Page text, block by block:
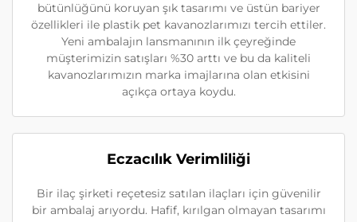
bütünlüğünü koruyan şık tasarımı ve üstün bariyer
özellikleri ile plastik pet kavanozlarımızı tercih ettiler.
Yeni ambalajın lansmanının ilk çeyreğinde
müşterimizin satışları %30 arttı ve bu da kaliteli
kavanozlarımızın marka imajlarına olan etkisini
açıkça ortaya koydu.
Eczacılık Verimliliği
Bir ilaç şirketi reçetesiz satılan ilaçları için güvenilir
bir ambalaj arıyordu. Hafif, kırılgan olmayan tasarımı